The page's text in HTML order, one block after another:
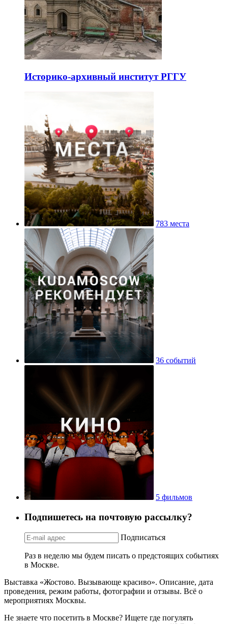
Историко-архивный институт РГГУ
783 места
36 событий
5 фильмов
Подпишетесь на почтовую рассылку?
Подписаться
Раз в неделю мы будем писать о предстоящих событиях
в Москве.
Выставка «Жостово. Вызывающе красиво». Описание, дата
проведения, режим работы, фотографии и отзывы. Всё о
мероприятиях Москвы.
Не знаете что посетить в Москве? Ищете где погулять